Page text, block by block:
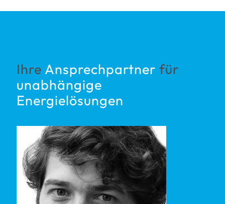
Ihre Ansprechpartner für
unabhängige
Energielösungen